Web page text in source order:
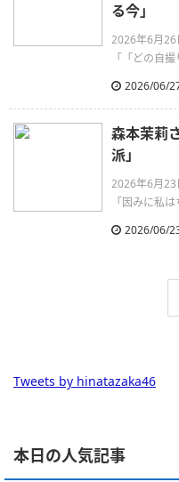
る今」
2026年6月26
「「どの自
2026/06/
森本茉莉
派」
2026年6月23
「因みに私
2026/06/
Tweets by hinatazaka46
本日の人気記事